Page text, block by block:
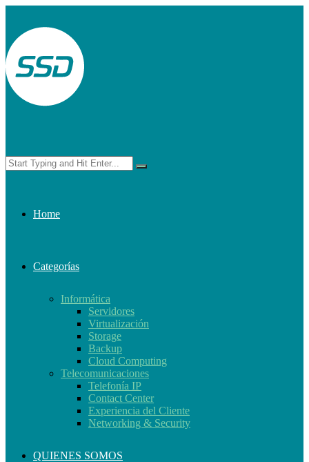
Home
Categorías
Informática
Servidores
Virtualización
Storage
Backup
Cloud Computing
Telecomunicaciones
Telefonía IP
Contact Center
Experiencia del Cliente
Networking & Security
QUIENES SOMOS